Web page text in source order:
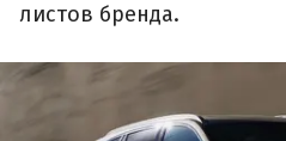
листов бренда.